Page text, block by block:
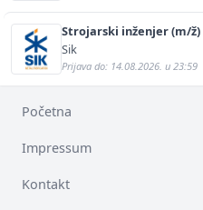
Strojarski inženjer (m/ž)
Sik
Prijava do: 14.08.2026. u 23:59
Početna
Impressum
Kontakt